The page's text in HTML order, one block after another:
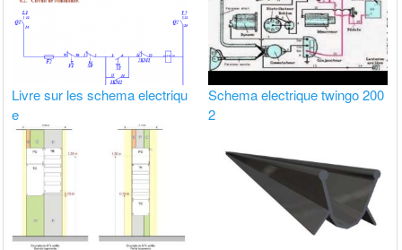
Livre sur les schema electriqu
e
Schema electrique twingo 200
2